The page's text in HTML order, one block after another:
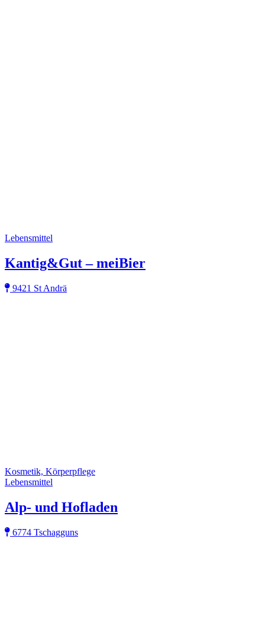
Lebensmittel
Kantig&Gut – meiBier
9421 St Andrä
Kosmetik, Körperpflege
Lebensmittel
Alp- und Hofladen
6774 Tschagguns